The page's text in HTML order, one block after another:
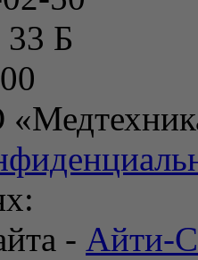
33 Б
- Айти-